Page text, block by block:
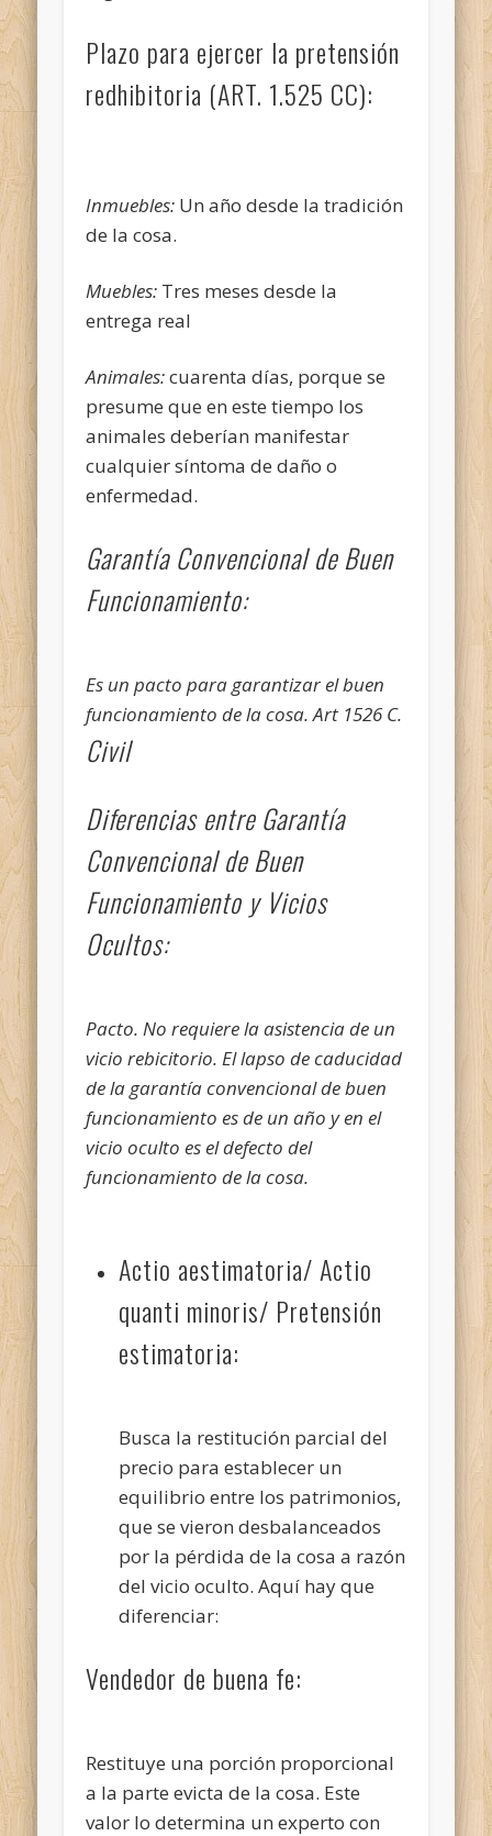
Plazo para ejercer la pretensión
redhibitoria (ART. 1.525 CC):
Inmuebles: Un año desde la tradición
de la cosa.
Muebles: Tres meses desde la
entrega real
Animales:cuarenta días, porque se
presume que en este tiempo los
animales deberían manifestar
cualquier síntoma de daño o
enfermedad.
Garantía Convencional de Buen
Funcionamiento:
Es un pacto para garantizar el buen
funcionamiento de la cosa. Art 1526 C.
Civil
Diferencias entre Garantía
Convencional de Buen
Funcionamiento y Vicios
Ocultos:
Pacto.No requiere la asistencia de un
vicio rebicitorio.El lapso de caducidad
de la garantía convencional de buen
funcionamiento es de un año y en el
vicio oculto es el defecto del
funcionamiento de la cosa.
Actio aestimatoria/ Actio
quanti minoris/ Pretensión
estimatoria:
Busca la restitución parcial del
precio para establecer un
equilibrio entre los patrimonios,
que se vieron desbalanceados
por la pérdida de la cosa a razón
del vicio oculto. Aquí hay que
diferenciar:
Vendedor de buena fe:
Restituye una porción proporcional
a la parte evicta de la cosa. Este
valor lo determina un experto con